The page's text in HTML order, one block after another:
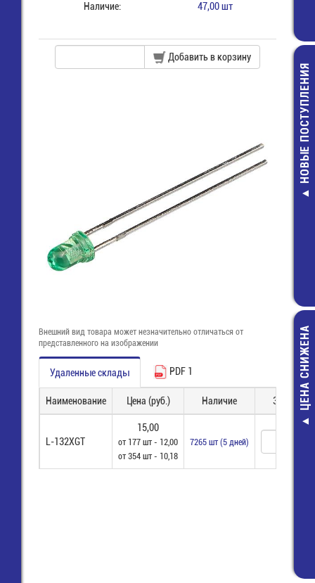
236-100
крышка
17,00 руб.
НОВЫЕ ПОСТУПЛЕНИЯ
RM30TC-24
ЦЕНА СНИЖЕНА
Наличие: 47,00 шт
Добавить в корзину
Внешний вид товара может незначительно отличаться от
представленного на изображении
Удаленные склады PDF 1
Наименование Цена (руб.) Наличие Заказ
L-132XGT
15,00
от 177 шт - 12,00
от 354 шт - 10,18
7265 шт (5 дней)